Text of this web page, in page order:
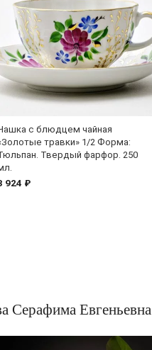
с блюдцем чайная
травки» 1/2 Форма:
Твердый фарфор. 250
924 ₽
Евгеньевна